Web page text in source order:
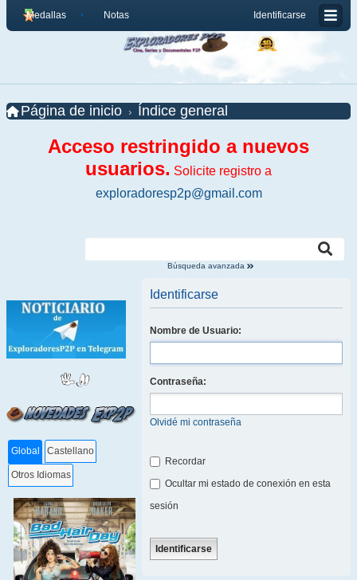
Identificarse
Medallas Notas
Página de inicio Índice general
Acceso restringido a nuevos
usuarios. Solicite registro a
exploradoresp2p@gmail.com
Búsqueda avanzada
Global Castellano
Otros Idiomas
Identificarse
Nombre de Usuario:
Contraseña:
Olvidé mi contraseña
Recordar
Ocultar mi estado de conexión en esta
sesión